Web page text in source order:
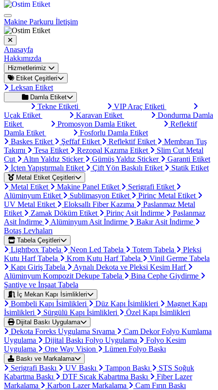
Makine Parkuru İletişim
Anasayfa
Hakkımızda
Hizmetlerimiz
Etiket Çeşitleri
Leksan Etiket
Damla Etiket
Tekne Etiketi
VIP Araç Etiketi
Uçak Etiket
Karavan Etiket
Dondurma Damla
Etiket
Promosyon Damla Etiket
Reflektif
Damla Etiket
Fosforlu Damla Etiket
Baskes Etiket
Şeffaf Etiket Reflektif Etiket
Membran Tuş
Takımı
Tesa Etiket Rezopal Kazıma Etiket
Slim Cut Metal
Cut
Altın Yaldız Sticker Gümüş Yaldız Sticker
Garanti Etiket
İçten Yapıştırmalı Etiket
Çift Yön Baskılı Etiket Statik Etiket
Metal Etiket Çeşitleri
Metal Etiket Makine Panel Etiket
Serigrafi Etiket
Alüminyum Etiket
Sublimasyon Etiket
Pirinç Metal Etiket
UV Metal Etiket
Eloksallı Fiber Kazıma
Paslanmaz Metal
Etiket
Zamak Döküm Etiket Pirinç Asit İndirme
Paslanmaz
Asit İndirme
Alüminyum Asit İndirme
Bakır Asit İndirme
Botaş Levhaları
Tabela Çeşitleri
Lightbox Tabela Neon Led Tabela Totem Tabela
Pleksi
Kutu Harf Tabela
Krom Kutu Harf Tabela
Vinil Germe Tabela
Kapı Giriş Tabela
Aynalı Dekota ve Pleksi Kesim Harf
Alüminyum Kompozit Dekupe Tabela
Bina Cephe Giydirme
Şantiye ve İnşaat Tabela
İç Mekan Kapı İsimlikleri
Bombeli Kapı İsimlikleri Düz Kapı İsimlikleri
Magnet Kapı
İsimlikleri
Sürgülü Kapı İsimlikleri Özel Kapı İsimlikleri
Dijital Baskı Uygulama
Dekota Foreks Uygulama Sıvama
Cam Dekor Folyo Kumlama
Uygulama
Dijital Baskı Folyo Uygulama
Folyo Kesim
Uygulama
One Way Vision Lümen Folyo Baskı
Baskı ve Markalama
Serigrafi Baskı UV Baskı Tampon Baskı
STS Soğuk
Kabartma Baskı
DTF Sıcak Kabartma Baskı
Fiber Lazer
Markalama
Karbon Lazer Markalama Cam Fırın Baskı